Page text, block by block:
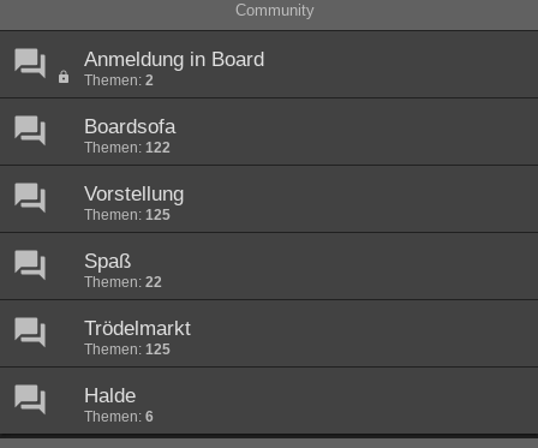
h
Community
Anmeldung in Board
Themen: 2
Boardsofa
Themen: 122
Vorstellung
Themen: 125
Spaß
Themen: 22
Trödelmarkt
Themen: 125
Halde
Themen: 6